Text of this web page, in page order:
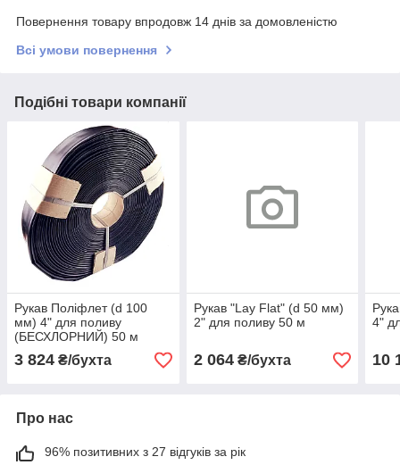
Повернення товару впродовж 14 днів за домовленістю
Всі умови повернення
Подібні товари компанії
Рукав Поліфлет (d 100
мм) 4" для поливу
(БЕСХЛОРНИЙ) 50 м
3 824 ₴/бухта
Рукав "Lay Flat" (d 50 мм)
2" для поливу 50 м
2 064₴/бухта
4"
10
Про нас
96% позитивних з 27 відгуків за рік